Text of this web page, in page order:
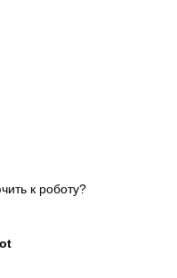
к роботу?